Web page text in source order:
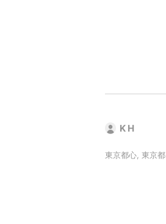
K H
東京都心, 東京都